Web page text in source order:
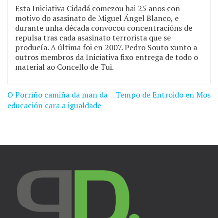
Esta Iniciativa Cidadá comezou hai 25 anos con
motivo do asasinato de Miguel Ángel Blanco, e
durante unha década convocou concentracións de
repulsa tras cada asasinato terrorista que se
producía. A última foi en 2007. Pedro Souto xunto a
outros membros da Iniciativa fixo entrega de todo o
material ao Concello de Tui.
Navegación
O Porriño camiña da man da
educación cara a igualdade
Tempo de Entroido en Mos